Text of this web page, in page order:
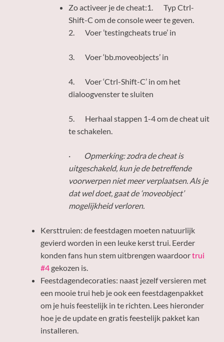
Zo activeer je de cheat:1. Typ Ctrl-
Shift-C om de console weer te geven.
2. Voer ’testingcheats true’ in
3. Voer ‘bb.moveobjects’ in
4. Voer ‘Ctrl-Shift-C’ in om het
dialoogvenster te sluiten
5. Herhaal stappen 1-4 om de cheat uit
te schakelen.
·
Opmerking: zodra de cheat is
uitgeschakeld, kun je de betreffende
voorwerpen niet meer verplaatsen. Als je
dat wel doet, gaat de ‘moveobject’
mogelijkheid verloren.
Kersttruien: de feestdagen moeten natuurlijk
gevierd worden in een leuke kerst trui. Eerder
konden fans hun stem uitbrengen waardoortrui
#4 gekozen is.
Feestdagendecoraties: naast jezelf versieren met
een mooie trui heb je ook een feestdagenpakket
om je huis feestelijk in te richten. Lees hieronder
hoe je de update en gratis feestelijk pakket kan
installeren.